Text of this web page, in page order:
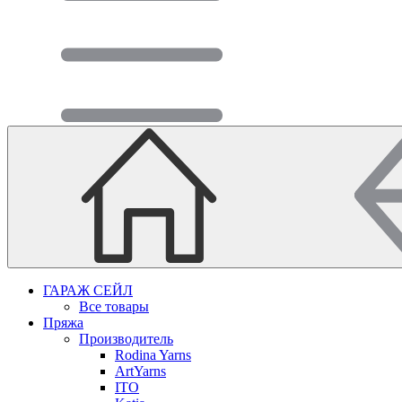
ГАРАЖ СЕЙЛ
Все товары
Пряжа
Производитель
Rodina Yarns
ArtYarns
ITO